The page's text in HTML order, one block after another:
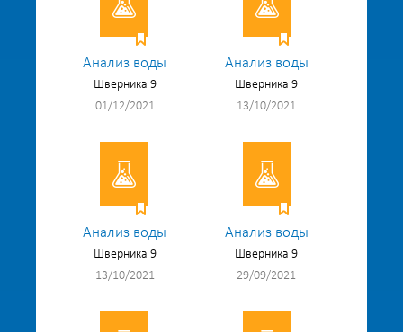
Анализ воды
Шверника 9
01/12/2021
Анализ воды
Шверника 9
13/10/2021
Анализ воды
Шверника 9
13/10/2021
Анализ воды
Шверника 9
29/09/2021